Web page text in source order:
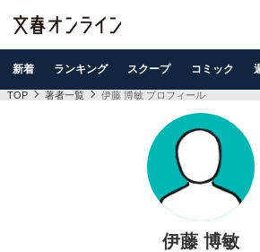
新着 ランキング スクープ コミック
TOP 著者一覧 伊藤 博敏 プロフィール
伊藤 博敏